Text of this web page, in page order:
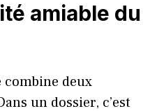
amiable du
combine deux
un dossier, c’est